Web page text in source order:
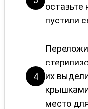
оставьте
пустили
4
их
крышками
место